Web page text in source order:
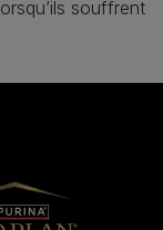
souffrent